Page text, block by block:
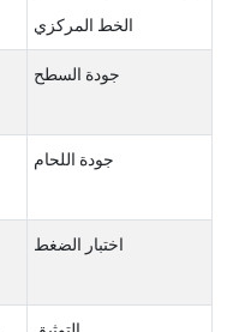
الخط المركزي
جودة السطح
جودة اللحام
اختبار الضغط